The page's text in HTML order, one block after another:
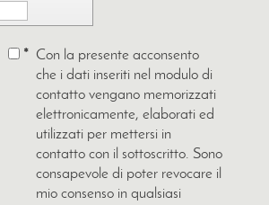
* Con la presente acconsento
che i dati inseriti nel modulo di
contatto vengano memorizzati
elettronicamente, elaborati ed
utilizzati per mettersi in
contatto con il sottoscritto. Sono
consapevole di poter revocare il
mio consenso in qualsiasi